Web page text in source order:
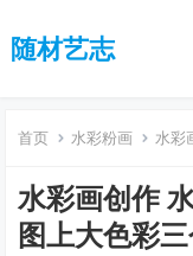
随材艺志
首页 水彩粉画 水彩
水彩画创作
图上大色彩